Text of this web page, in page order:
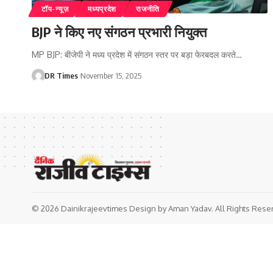
टॉप-न्यूज़ मध्यप्रदेश राजनीति
BJP ने किए नए संगठन प्रभारी नियुक्त
MP BJP: बीजेपी ने मध्य प्रदेश में संगठन स्तर पर बड़ा फेरबदल करते…
DR Times November 15, 2025
© 2026 Dainikrajeevtimes Design by Aman Yadav. All Rights